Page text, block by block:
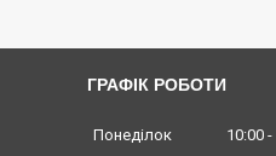
ГРАФІК РОБОТИ
Понеділок 10:00